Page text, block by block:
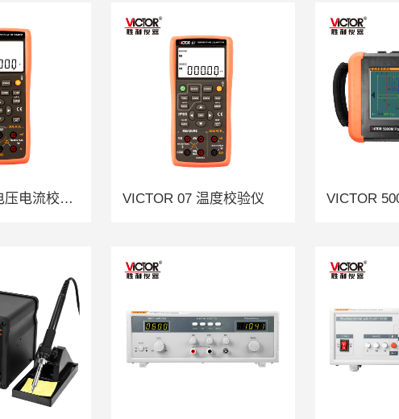
VICTOR 06 电压电流校验仪 VICTOR 07 温度校验仪